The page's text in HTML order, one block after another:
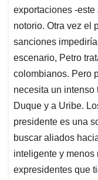
exportaciones -
notorio. Otra vez el
sanciones
escenario, Petro
colombianos. Pero
necesita un intenso
Duque y a Uribe.
presidente es una
buscar aliados
inteligente y menos
expresidentes que